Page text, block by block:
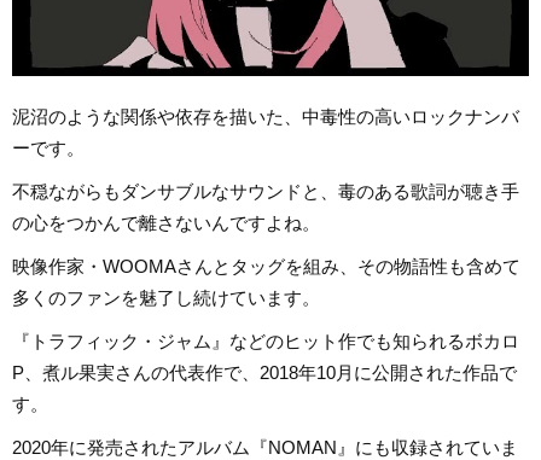
泥沼のような関係や依存を描いた、中毒性の高いロックナンバ
ーです。
不穏ながらもダンサブルなサウンドと、毒のある歌詞が聴き手
の心をつかんで離さないんですよね。
映像作家・WOOMAさんとタッグを組み、その物語性も含めて
多くのファンを魅了し続けています。
『トラフィック・ジャム』などのヒット作でも知られるボカロ
P、煮ル果実さんの代表作で、2018年10月に公開された作品で
す。
2020年に発売されたアルバム『NOMAN』にも収録されていま